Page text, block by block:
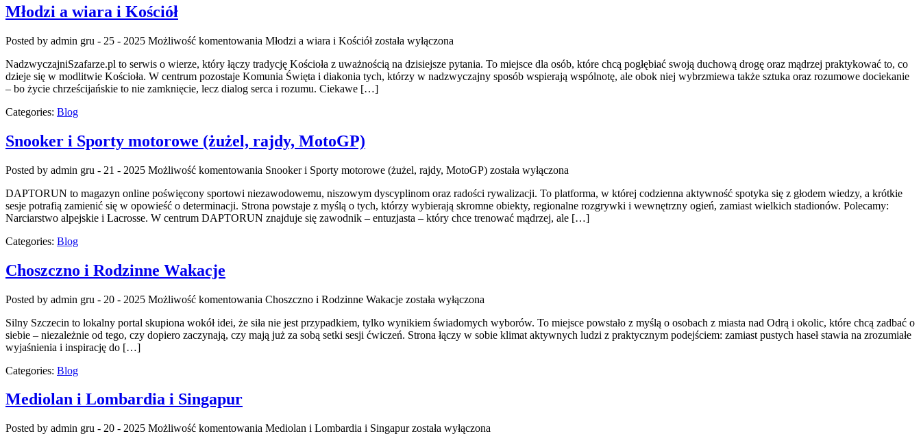
Młodzi a wiara i Kościół
Posted by admin gru - 25 - 2025 Możliwość komentowania Młodzi a wiara i Kościółzostała wyłączona
NadzwyczajniSzafarze.pl to serwis o wierze, który łączy tradycję Kościoła z uważnością na dzisiejsze pytania. To miejsce dla osób, które chcą pogłębiać swoją duchową drogę oraz mądrzej praktykować to, co
dzieje się w modlitwie Kościoła. W centrum pozostaje Komunia Święta i diakonia tych, którzy w nadzwyczajny sposób wspierają wspólnotę, ale obok niej wybrzmiewa także sztuka oraz rozumowe dociekanie
– bo życie chrześcijańskie to nie zamknięcie, lecz dialog serca i rozumu. Ciekawe […]
Categories: Blog
Snooker i Sporty motorowe (żużel, rajdy, MotoGP)
Posted by admin gru - 21 - 2025 Możliwość komentowania Snooker i Sporty motorowe (żużel, rajdy, MotoGP) została wyłączona
DAPTORUN to magazyn online poświęcony sportowi niezawodowemu, niszowym dyscyplinom oraz radości rywalizacji. To platforma, w której codzienna aktywność spotyka się z głodem wiedzy, a krótkie
sesje potrafią zamienić się w opowieść o determinacji. Strona powstaje z myślą o tych, którzy wybierają skromne obiekty, regionalne rozgrywki i wewnętrzny ogień, zamiast wielkich stadionów. Polecamy:
Narciarstwo alpejskie i Lacrosse. W centrum DAPTORUN znajduje się zawodnik – entuzjasta – który chce trenować mądrzej, ale […]
Categories: Blog
Choszczno i Rodzinne Wakacje
Posted by admin gru - 20 - 2025 Możliwość komentowania Choszczno i Rodzinne Wakacje została wyłączona
Silny Szczecin to lokalny portal skupiona wokół idei, że siła nie jest przypadkiem, tylko wynikiem świadomych wyborów. To miejsce powstało z myślą o osobach z miasta nad Odrą i okolic, które chcą zadbać o
siebie – niezależnie od tego, czy dopiero zaczynają, czy mają już za sobą setki sesji ćwiczeń. Strona łączy w sobie klimat aktywnych ludzi z praktycznym podejściem: zamiast pustych haseł stawia na zrozumiałe
wyjaśnienia i inspirację do […]
Categories: Blog
Mediolan i Lombardia i Singapur
Posted by admin gru - 20 - 2025 Możliwość komentowania Mediolan i Lombardia i Singapurzostała wyłączona